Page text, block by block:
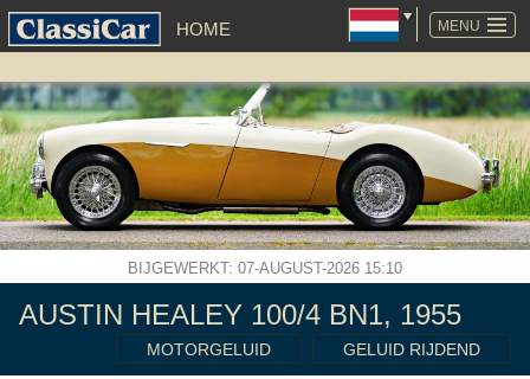
MENU
HOME
NAVIGATIE
OVERSLAAN
BIJGEWERKT: 07-AUGUST-2026 15:10
AUSTIN HEALEY 100/4 BN1, 1955
MOTORGELUID GELUID RIJDEND